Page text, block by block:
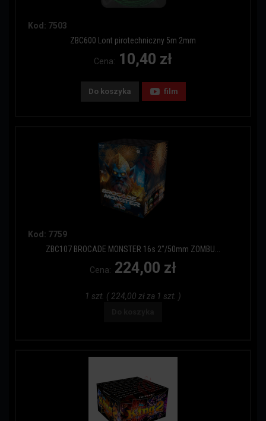
Kod: 7503
ZBC600 Lont pirotechniczny 5m 2mm
Cena: 10,40 zł
Do koszyka film
Kod: 7759
ZBC107 BROCADE MONSTER 16s 2"/50mm ZOMBU...
Cena: 224,00 zł
1 szt. ( 224,00 zł za 1 szt. )